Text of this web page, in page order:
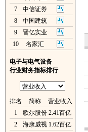
7
中信证券
8
中国建筑
9
晋亿实业
10
名家汇
电子与电气设备
行业财务指标排行
排名 简称
营业收入
1
歌尔股份 2.41百亿
2
海康威视 1.62百亿